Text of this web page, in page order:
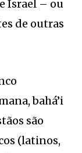
Israel – ou
de outras
bahá’i
são
(latinos,